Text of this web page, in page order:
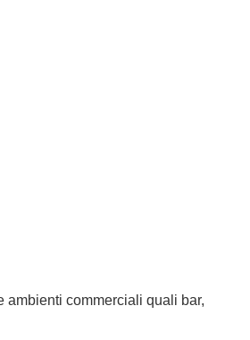
ambienti commerciali quali bar,